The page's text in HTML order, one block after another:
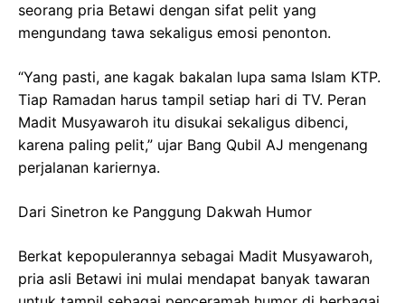
seorang pria Betawi dengan sifat pelit yang
mengundang tawa sekaligus emosi penonton.
“Yang pasti, ane kagak bakalan lupa sama Islam KTP.
Tiap Ramadan harus tampil setiap hari di TV. Peran
Madit Musyawaroh itu disukai sekaligus dibenci,
karena paling pelit,” ujar Bang Qubil AJ mengenang
perjalanan kariernya.
Dari Sinetron ke Panggung Dakwah Humor
Berkat kepopulerannya sebagai Madit Musyawaroh,
pria asli Betawi ini mulai mendapat banyak tawaran